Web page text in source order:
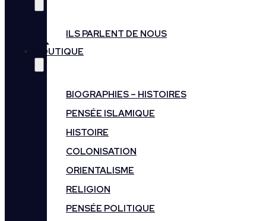
ILS PARLENT DE NOUS
BOUTIQUE
BIOGRAPHIES – HISTOIRES
PENSÉE ISLAMIQUE
HISTOIRE
COLONISATION
ORIENTALISME
RELIGION
PENSÉE POLITIQUE